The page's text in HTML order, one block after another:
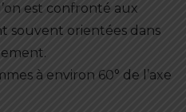
est confronté aux
souvent orientées dans
à environ 60° de l’axe